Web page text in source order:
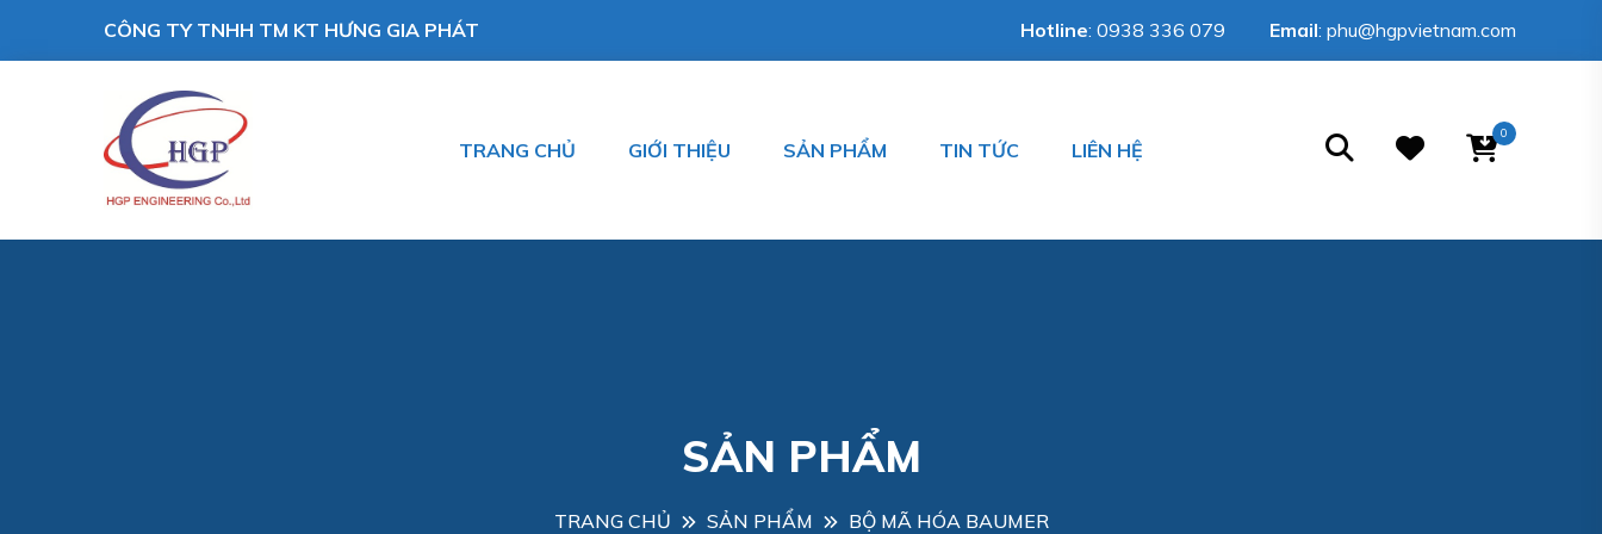
CÔNG TY TNHH TM KT HƯNG GIA PHÁT Hotline: 0938 336 079 Email: phu@hgpvietnam.com
TRANG CHỦ GIỚI THIỆU SẢN PHẨM TIN TỨC LIÊN HỆ
0
SẢN PHẨM
TRANG CHỦ SẢN PHẨM BỘ MÃ HÓA BAUMER